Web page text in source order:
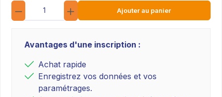
Quantité
Ajouter au panier
Avantages d'une inscription :
Achat rapide
Enregistrez vos données et vos
paramétrages.